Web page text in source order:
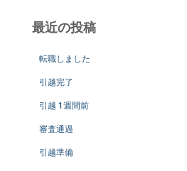
最近の投稿
転職しました
引越完了
引越 1週間前
審査通過
引越準備